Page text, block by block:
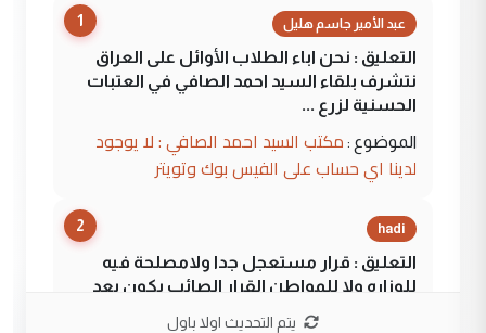
1 عبد الأمير جاسم هليل
التعليق : نحن اباء الطلاب الأوائل على العراق
نتشرف بلقاء السيد احمد الصافي في العتبات
الحسنية لزرع ...
الموضوع : مكتب السيد احمد الصافي : لا يوجود
لدينا اي حساب على الفيس بوك وتويتر
2 hadi
التعليق : قرار مستعجل جدا ولامصلحة فيه
للوزاره ولا للمواطن القرار الصائب يكون بعد
يتم التحديث اولا باول